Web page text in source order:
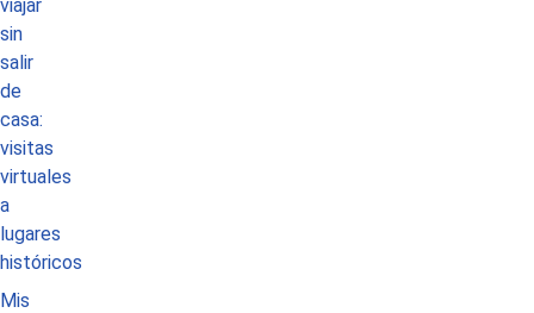
viajar
sin
salir
de
casa:
visitas
virtuales
a
lugares
históricos
Mis